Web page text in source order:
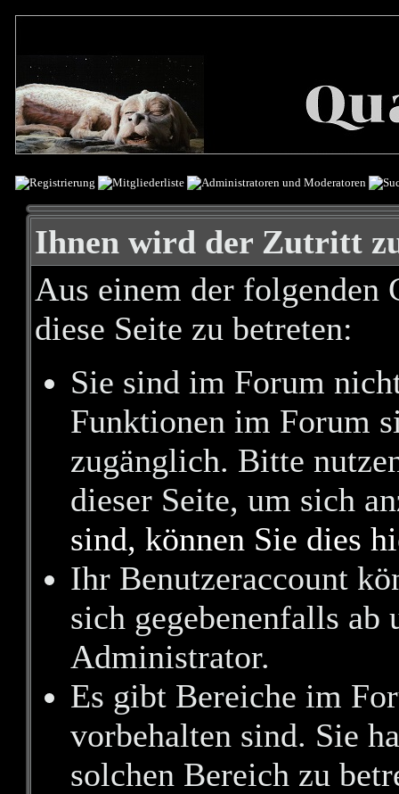
Ihnen wird der Zutritt
Aus einem der folgenden
diese Seite zu betreten:
Sie sind im Forum
Funktionen im Forum
zugänglich. Bitte
dieser Seite, um sich
sind, können Sie dies
Ihr Benutzeraccount
sich gegebenenfalls ab
Administrator.
Es gibt Bereiche im
vorbehalten sind. Sie
solchen Bereich zu